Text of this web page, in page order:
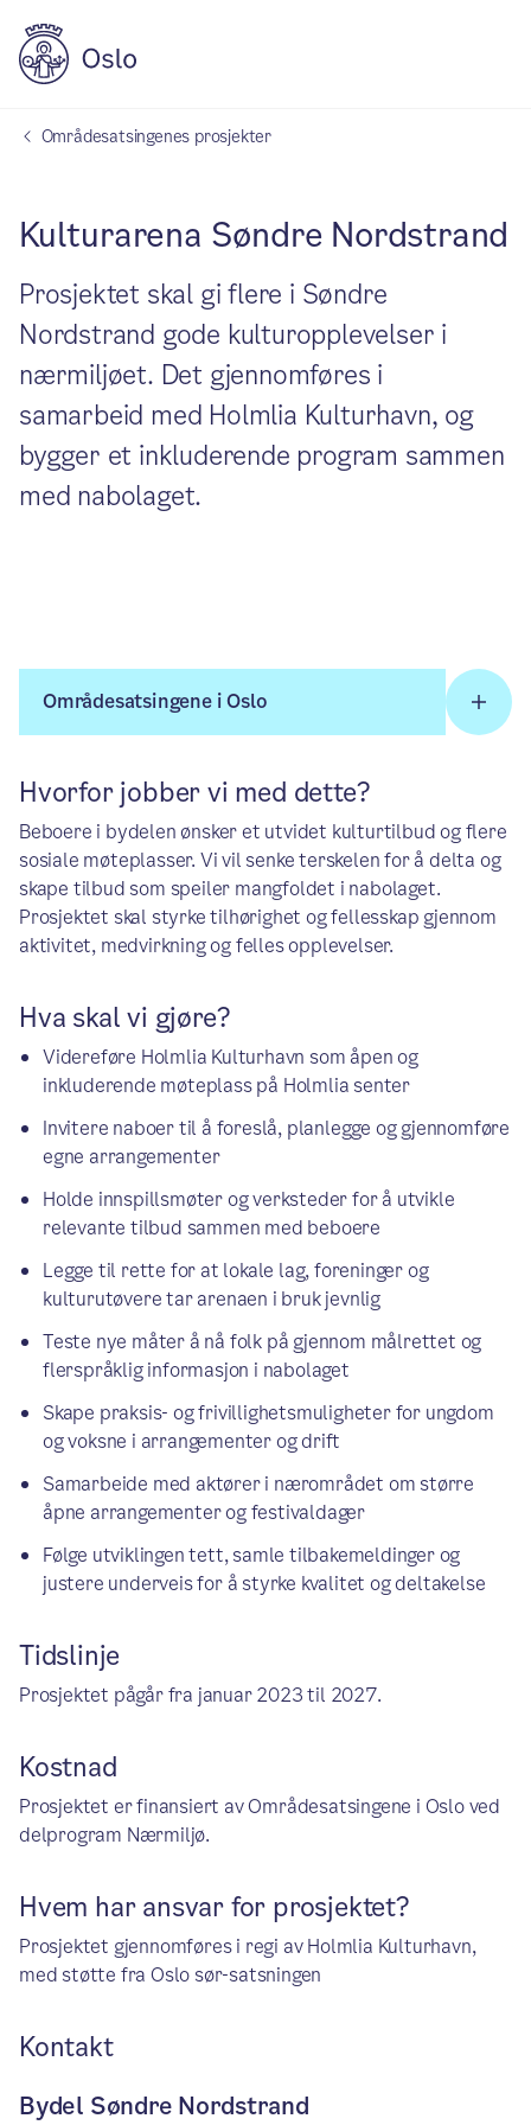
Områdesatsingenes prosjekter
Kulturarena Søndre Nordstrand
Prosjektet skal gi flere i Søndre
Nordstrand gode kulturopplevelser i
nærmiljøet. Det gjennomføres i
samarbeid med Holmlia Kulturhavn, og
bygger et inkluderende program sammen
med nabolaget.
Områdesatsingene i Oslo
Hvorfor jobber vi med dette?
Beboere i bydelen ønsker et utvidet kulturtilbud og flere
sosiale møteplasser. Vi vil senke terskelen for å delta og
skape tilbud som speiler mangfoldet i nabolaget.
Prosjektet skal styrke tilhørighet og fellesskap gjennom
aktivitet, medvirkning og felles opplevelser.
Hva skal vi gjøre?
Videreføre Holmlia Kulturhavn som åpen og
inkluderende møteplass på Holmlia senter
Invitere naboer til å foreslå, planlegge og gjennomføre
egne arrangementer
Holde innspillsmøter og verksteder for å utvikle
relevante tilbud sammen med beboere
Legge til rette for at lokale lag, foreninger og
kulturutøvere tar arenaen i bruk jevnlig
Teste nye måter å nå folk på gjennom målrettet og
flerspråklig informasjon i nabolaget
Skape praksis- og frivillighetsmuligheter for ungdom
og voksne i arrangementer og drift
Samarbeide med aktører i nærområdet om større
åpne arrangementer og festivaldager
Følge utviklingen tett, samle tilbakemeldinger og
justere underveis for å styrke kvalitet og deltakelse
Tidslinje
Prosjektet pågår fra januar 2023 til 2027.
Kostnad
Prosjektet er finansiert av Områdesatsingene i Oslo ved
delprogram Nærmiljø.
Hvem har ansvar for prosjektet?
Prosjektet gjennomføres i regi av Holmlia Kulturhavn,
med støtte fra Oslo sør-satsningen
Kontakt
Bydel Søndre Nordstrand